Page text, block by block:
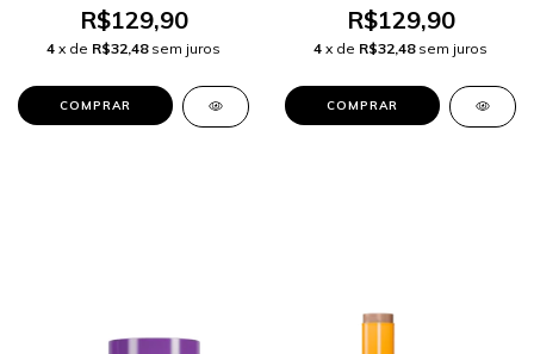
R$129,90
4 x de R$32,48 sem juros
R$129,90
4 x de R$32,48 sem juros